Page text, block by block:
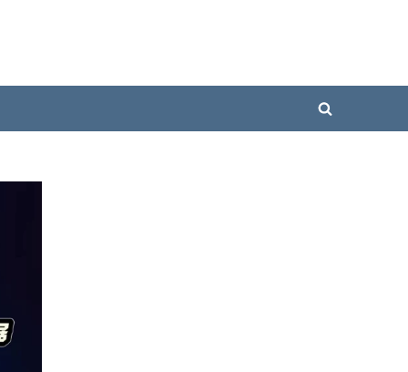
Toggle